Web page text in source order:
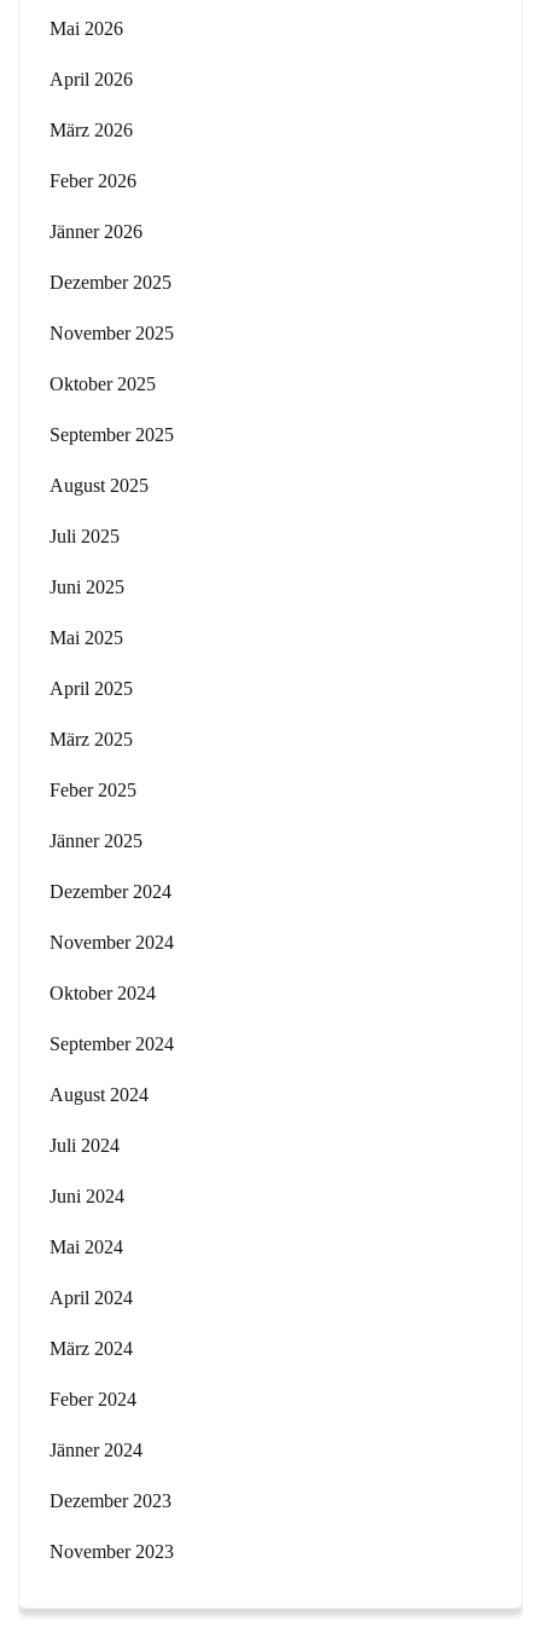
Mai 2026
April 2026
März 2026
Feber 2026
Jänner 2026
Dezember 2025
November 2025
Oktober 2025
September 2025
August 2025
Juli 2025
Juni 2025
Mai 2025
April 2025
März 2025
Feber 2025
Jänner 2025
Dezember 2024
November 2024
Oktober 2024
September 2024
August 2024
Juli 2024
Juni 2024
Mai 2024
April 2024
März 2024
Feber 2024
Jänner 2024
Dezember 2023
November 2023